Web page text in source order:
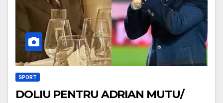
SPORT
DOLIU PENTRU ADRIAN MUTU/